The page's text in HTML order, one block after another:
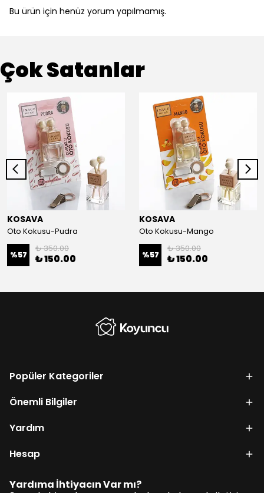
Bu ürün için henüz yorum yapılmamış.
Çok Satanlar
KOSAVA
Oto Kokusu-Pudra
%57
₺ 350.00
₺ 150.00
KOSAVA
Oto Kokusu-Mango
%57
₺ 350.00
₺ 150.00
Popüler Kategoriler
Önemli Bilgiler
Yardım
Hesap
Yardıma İhtiyacın Var mı?